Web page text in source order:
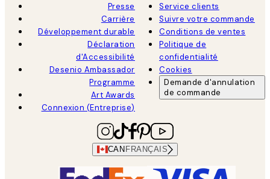
Presse
Carrière
Développement durable
Déclaration
d'Accessibilité
Desenio Ambassador
Programme
Art Awards
Connexion (Entreprise)
Service clients
Suivre votre commande
Conditions de ventes
Politique de
confidentialité
Cookies
Demande d'annulation
de commande
CAN FRANÇAIS